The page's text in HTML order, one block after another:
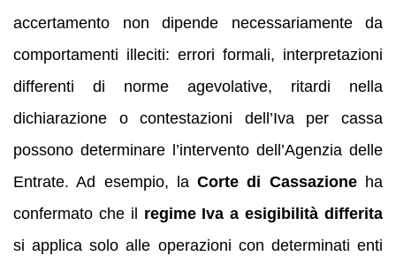
accertamento non dipende necessariamente da
comportamenti illeciti: errori formali, interpretazioni
differenti di norme agevolative, ritardi nella
dichiarazione o contestazioni dell’Iva per cassa
possono determinare l’intervento dell’Agenzia delle
Entrate. Ad esempio, laCorte di Cassazioneha
confermato che il regime Iva a esigibilità differita
si applica solo alle operazioni con determinati enti